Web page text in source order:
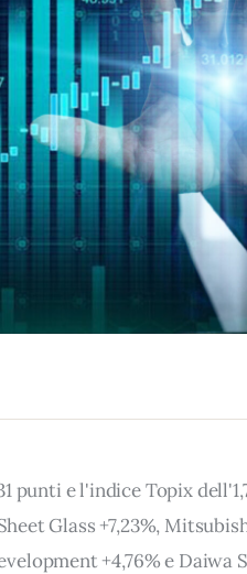
punti e l'indice Topix
Glass +7,23%,
+4,76% e Daiwa